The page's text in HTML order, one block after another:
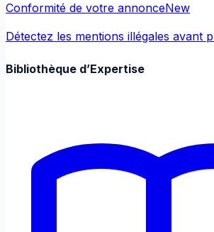
Conformité de votre annonceNew
Détectez les mentions illégales avant
Bibliothèque d’Expertise